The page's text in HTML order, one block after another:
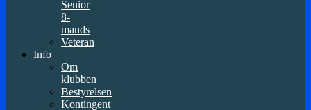
Senior
8-
mands
Veteran
Info
Om
klubben
Bestyrelsen
Kontingent